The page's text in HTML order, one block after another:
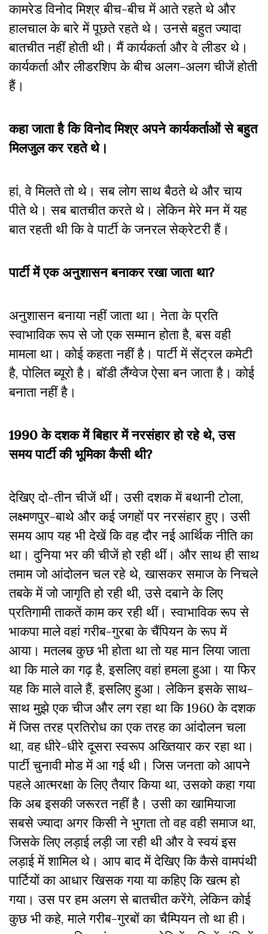
कामरेड विनोद मिश्र बीच-बीच में आते रहते थे और
हालचाल के बारे में पूछते रहते थे। उनसे बहुत ज्यादा
बातचीत नहीं होती थी। मैं कार्यकर्ता और वे लीडर थे।
कार्यकर्ता और लीडरशिप के बीच अलग-अलग चीजें होती
हैं।
कहा जाता है कि विनोद मिश्र अपने कार्यकर्ताओं से बहुत
मिलजुल कर रहते थे।
हां, वे मिलते तो थे। सब लोग साथ बैठते थे और चाय
पीते थे। सब बातचीत करते थे। लेकिन मेरे मन में यह
बात रहती थी कि वे पार्टी के जनरल सेक्रेटरी हैं।
पार्टी में एक अनुशासन बनाकर रखा जाता था?
अनुशासन बनाया नहीं जाता था। नेता के प्रति
स्वाभाविक रूप से जो एक सम्मान होता है, बस वही
मामला था। कोई कहता नहीं है। पार्टी में सेंट्रल कमेटी
है, पोलित ब्यूरो है। बॉडी लैंग्वेज ऐसा बन जाता है। कोई
बनाता नहीं है।
1990 के दशक में बिहार में नरसंहार हो रहे थे, उस
समय पार्टी की भूमिका कैसी थी?
देखिए दो-तीन चीजें थीं। उसी दशक में बथानी टोला,
लक्ष्मणपुर-बाथे और कई जगहों पर नरसंहार हुए। उसी
समय आप यह भी देखें कि वह दौर नई आर्थिक नीति का
था। दुनिया भर की चीजें हो रही थीं। और साथ ही साथ
तमाम जो आंदोलन चल रहे थे, खासकर समाज के निचले
तबके में जो जागृति हो रही थी, उसे दबाने के लिए
प्रतिगामी ताकतें काम कर रही थीं। स्वाभाविक रूप से
भाकपा माले वहां गरीब-गुरबा के चैंपियन के रूप में
आया। मतलब कुछ भी होता था तो यह मान लिया जाता
था कि माले का गढ़ है, इसलिए वहां हमला हुआ। या फिर
यह कि माले वाले हैं, इसलिए हुआ। लेकिन इसके साथ-
साथ मुझे एक चीज और लग रहा था कि 1960 के दशक
में जिस तरह प्रतिरोध का एक तरह का आंदोलन चला
था, वह धीरे-धीरे दूसरा स्वरूप अख्तियार कर रहा था।
पार्टी चुनावी मोड में आ गई थी। जिस जनता को आपने
पहले आत्मरक्षा के लिए तैयार किया था, उसको कहा गया
कि अब इसकी जरूरत नहीं है। उसी का खामियाजा
सबसे ज्यादा अगर किसी ने भुगता तो वह वही समाज था,
जिसके लिए लड़ाई लड़ी जा रही थी और वे स्वयं इस
लड़ाई में शामिल थे। आप बाद में देखिए कि कैसे वामपंथी
पार्टियों का आधार खिसक गया या कहिए कि खत्म हो
गया। उस पर हम अलग से बातचीत करेंगे, लेकिन कोई
कुछ भी कहे, माले गरीब-गुरबों का चैम्पियन तो था ही।